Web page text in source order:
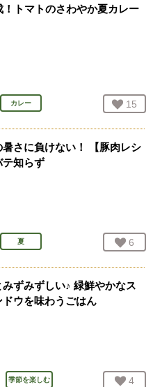
！トマトのさわやか夏カレー
カレー お気
15
暑さに負けない！ 【豚肉レシ
テ知らず
夏 お気
6
みずみずしい♪ 緑鮮やかなス
ウを味わうごはん
季節を楽しむ お気
4